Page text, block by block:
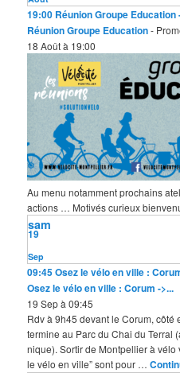
19:00 Réunion Groupe Education
Réunion Groupe Education-
18 Août à 19:00
Au menu notamment prochains
actions … Motivés curieux
Sep
19
sam
09:45Osez le vélo en ville :
Osez le vélo en ville : Corum ->...
19 Sep à 09:45
Rdv à 9h45 devant le Corum, côté
termine au Parc du Chai du Terral
nique). Sortir de Montpellier à vélo
le vélo en ville” sont pour …